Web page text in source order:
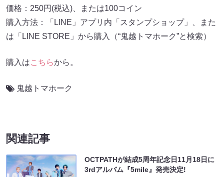
価格：250円(税込)、または100コイン
購入方法：「LINE」アプリ内「スタンプショップ」、また
は「LINE STORE」から購入（“鬼越トマホーク”と検索）
購入はこちらから。
鬼越トマホーク
関連記事
OCTPATHが結成5周年記念日11月18日に
3rdアルバム『5mile』発売決定!